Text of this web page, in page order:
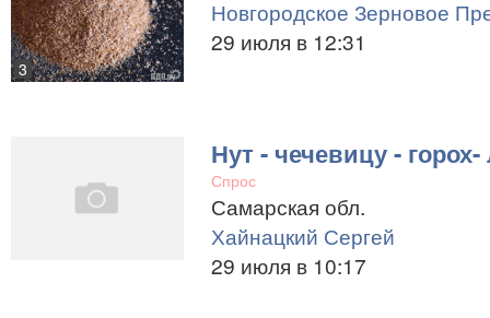
3
Новгородское Зерновое
29 июля в 12:31
Нут - чечевицу -
Спрос
Самарская обл.
Хайнацкий Сергей
29 июля в 10:17